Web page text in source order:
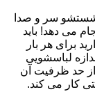
شستشو سر و صدا
می دهد! باید
برای هر بار
لباسشویی
حد ظرفیت آن
کار می کند.